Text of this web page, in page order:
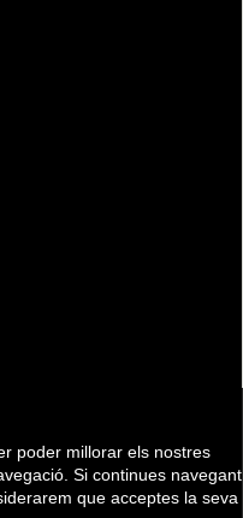
poder millorar els nostres
Si continues navegant
que acceptes la seva